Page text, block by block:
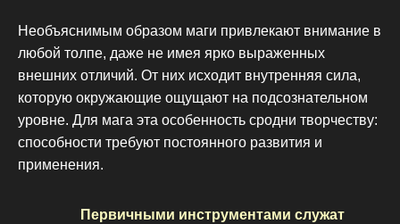
Необъяснимым образом маги привлекают внимание в
любой толпе, даже не имея ярко выраженных
внешних отличий. От них исходит внутренняя сила,
которую окружающие ощущают на подсознательном
уровне. Для мага эта особенность сродни творчеству:
способности требуют постоянного развития и
применения.
Первичными инструментами служат